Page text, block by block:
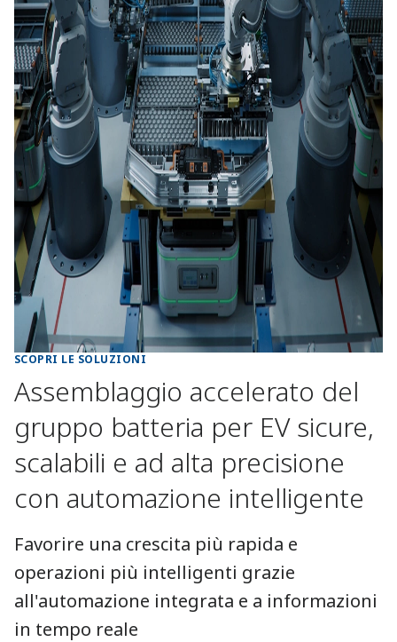
SCOPRI LE SOLUZIONI
Assemblaggio accelerato del
gruppo batteria per EV sicure,
scalabili e ad alta precisione
con automazione intelligente
Favorire una crescita più rapida e
operazioni più intelligenti grazie
all'automazione integrata e a informazioni
in tempo reale